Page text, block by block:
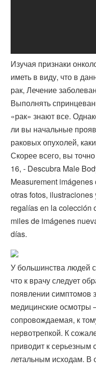
Изучая признаки
иметь в виду, что в
рак, Лечение
Выполнять
«рак» знают все.
ли вы начальные
раковых опухолей,
Скорее всего, вы
16, - Descubra Male
Measurement
otras fotos,
regalías en la colección
miles de imágenes
días.
У большинства людей
что к врачу следует
появлении симптомов
медицинские осмотры
сопровождаемая, к
нервотрепкой. К
приводит к
летальным исходам. В